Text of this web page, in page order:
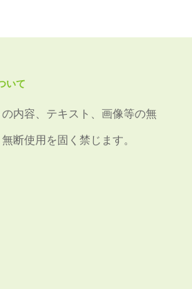
いて
内容、テキスト、画像等の無
断使用を固く禁じます。